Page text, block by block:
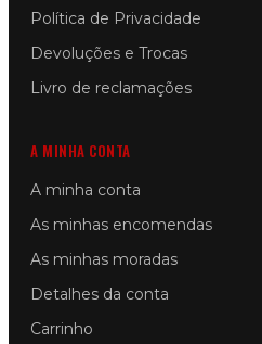
Política de Privacidade
Devoluções e Trocas
Livro de reclamações
A MINHA CONTA
A minha conta
As minhas encomendas
As minhas moradas
Detalhes da conta
Carrinho